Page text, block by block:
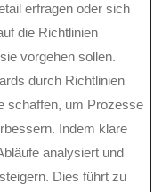
erfragen oder sich
die Richtlinien
vorgehen sollen.
durch Richtlinien
schaffen, um Prozesse
Indem klare
analysiert und
Dies führt zu